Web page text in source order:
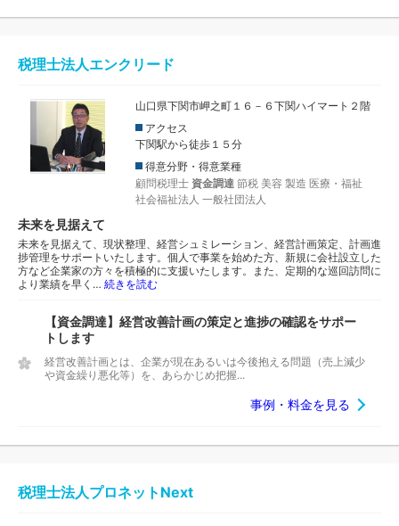
税理士法人エンクリード
山口県下関市岬之町１６－６下関ハイマート２階
アクセス
下関駅から徒歩１５分
得意分野・得意業種
顧問税理士 資金調達 節税 美容 製造 医療・福祉
社会福祉法人 一般社団法人
未来を見据えて
未来を見据えて、現状整理、経営シュミレーション、経営計画策定、計画進
捗管理をサポートいたします。個人で事業を始めた方、新規に会社設立した
方など企業家の方々を積極的に支援いたします。また、定期的な巡回訪問に
より業績を早く… 続きを読む
【資金調達】経営改善計画の策定と進捗の確認をサポー
トします
経営改善計画とは、企業が現在あるいは今後抱える問題（売上減少
や資金繰り悪化等）を、あらかじめ把握...
事例・料金を見る
税理士法人プロネットNext